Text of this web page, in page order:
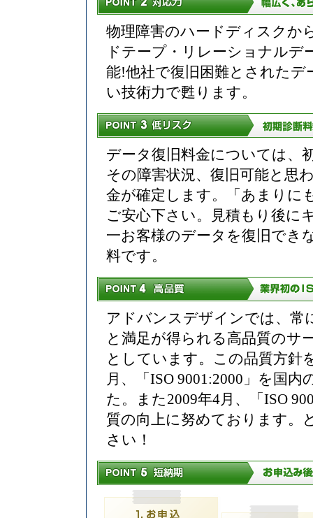
物理障害のハードディスクか
ドテープ・リレーショナルデ
能!他社で復旧困難とされた
い技術力で甦ります。
データ復旧料金については、
その障害状況、復旧可能と思
金が確定します。「あまりに
ご安心下さい。見積もり後に
一お客様のデータを復旧でき
料です。
アドバンスデザインでは、常
と満足が得られる高品質のサ
としています。この品質方針
月、「ISO 9001:2000」を国
た。また2009年4月、「ISO
質の向上に努めております。
さい！